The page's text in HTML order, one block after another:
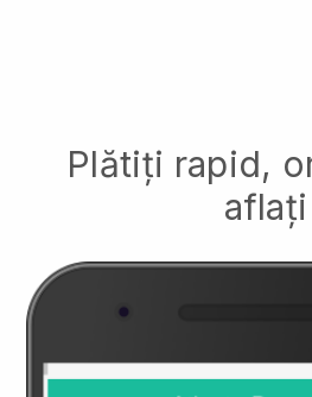
Plătiți rapid,
aflați